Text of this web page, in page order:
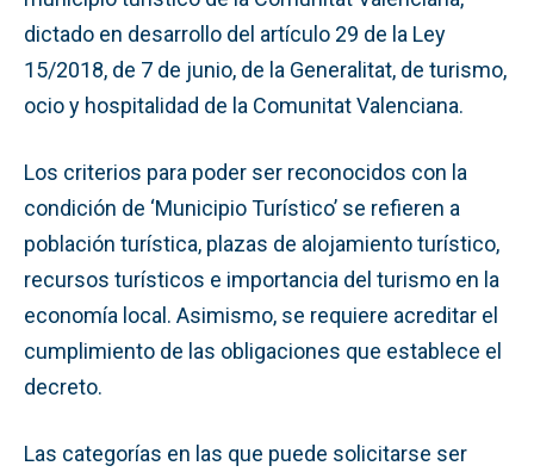
dictado en desarrollo del artículo 29 de la Ley
15/2018, de 7 de junio, de la Generalitat, de turismo,
ocio y hospitalidad de la Comunitat Valenciana.
Los criterios para poder ser reconocidos con la
condición de ‘Municipio Turístico’ se refieren a
población turística, plazas de alojamiento turístico,
recursos turísticos e importancia del turismo en la
economía local. Asimismo, se requiere acreditar el
cumplimiento de las obligaciones que establece el
decreto.
Las categorías en las que puede solicitarse ser